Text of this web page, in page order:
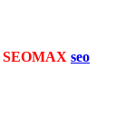
SEOMAX seo